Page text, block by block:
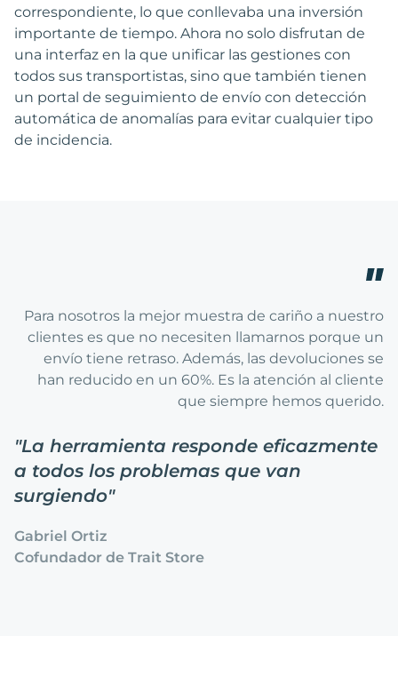
correspondiente, lo que conllevaba una inversión
importante de tiempo. Ahora no solo disfrutan de
una interfaz en la que unificar las gestiones con
todos sus transportistas, sino que también tienen
un portal de seguimiento de envío con detección
automática de anomalías para evitar cualquier tipo
de incidencia.
Para nosotros la mejor muestra de cariño a nuestro
clientes es que no necesiten llamarnos porque un
envío tiene retraso. Además, las devoluciones se
han reducido en un 60%. Es la atención al cliente
que siempre hemos querido.
"La herramienta responde eficazmente
a todos los problemas que van
surgiendo"
Gabriel Ortiz
Cofundador de Trait Store